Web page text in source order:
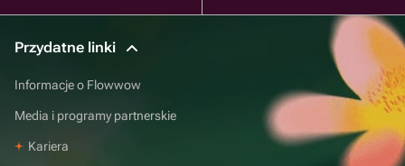
Przydatne linki
Informacje o Flowwow
Media i programy partnerskie
Kariera